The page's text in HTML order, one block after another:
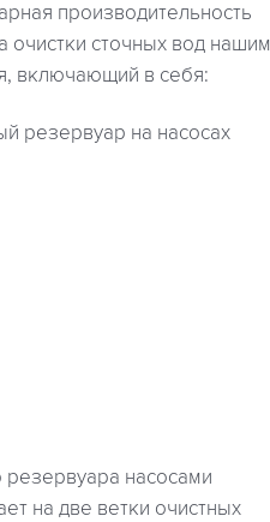
производительность
очистки сточных вод нашим
включающий в себя:
резервуар на насосах
резервуара насосами
на две ветки очистных